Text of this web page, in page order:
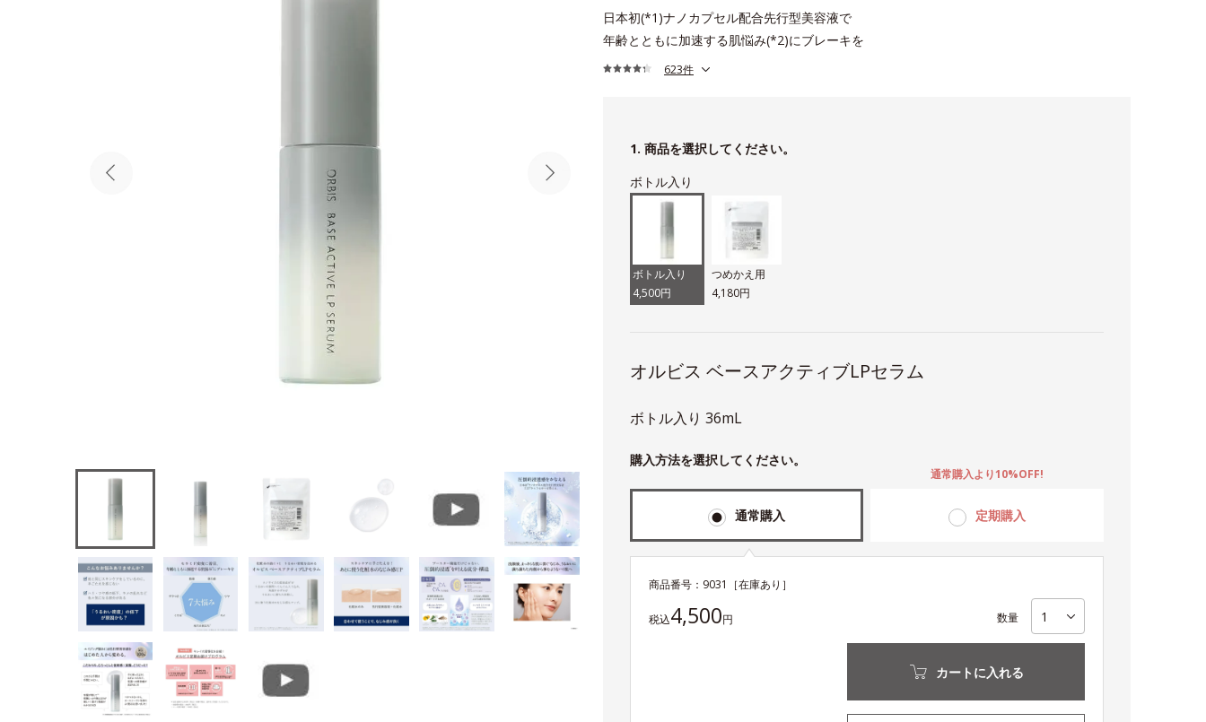
日本初(*1)ナノカプセル配合先行型美容液で
年齢とともに加速する肌悩み(*2)にブレーキを
623件
1. 商品を選択してください。
ボトル入り
ボトル入り
4,500円
つめかえ用
4,180円
オルビス ベースアクティブLPセラム
ボトル入り 36mL
購入方法を選択してください。
通常購入 定期購入
通常購入より10%OFF!
商品番号： 9031 ［在庫あり］
税込4,500円 数量
カートに入れる